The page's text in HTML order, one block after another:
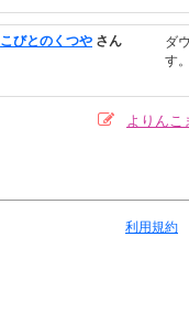
こびとのくつや さん
ダ
す
よりんこ
利用規約